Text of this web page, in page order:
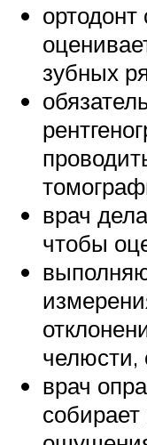
ортодонт
зубных
врач
чтобы
челюсти,
врач